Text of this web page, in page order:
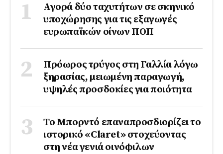
Αγορά δύο ταχυτήτων σε σκηνικό
υποχώρησης για τις εξαγωγές
ευρωπαϊκών οίνων ΠΟΠ
Πρόωρος τρύγος στη Γαλλία λόγω
ξηρασίας, μειωμένη παραγωγή,
υψηλές προσδοκίες για ποιότητα
Το Μπορντό επαναπροσδιορίζει το
ιστορικό «Claret» στοχεύοντας
στη νέα γενιά οινόφιλων